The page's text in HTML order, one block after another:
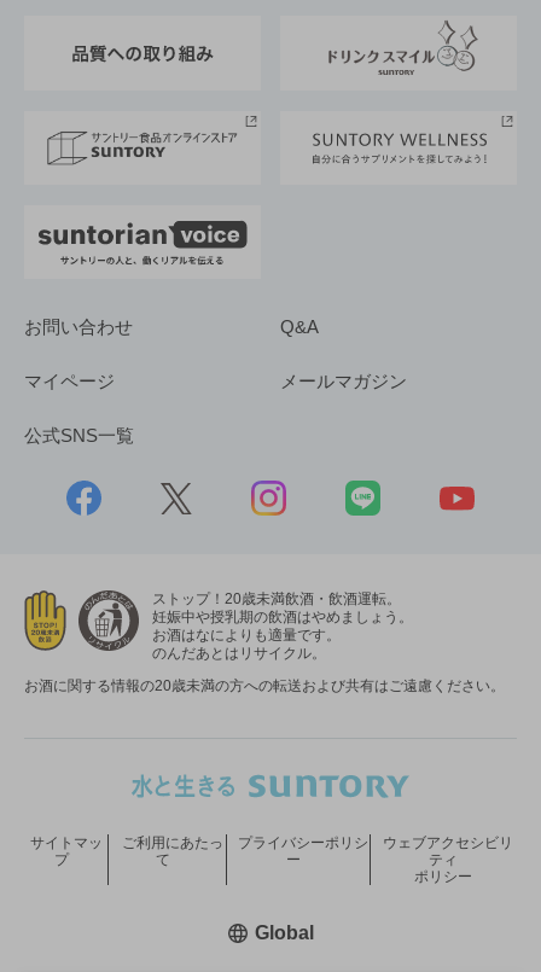
採用情報
お問い合わせ Q&A
マイページ メールマガジン
公式SNS一覧
ストップ！20歳未満飲酒・飲酒運転。
妊娠中や授乳期の飲酒はやめましょう。
お酒はなによりも適量です。
のんだあとはリサイクル。
お酒に関する情報の20歳未満の方への転送および共有はご遠慮ください。
サイトマッ
プ
ご利用にあたっ
て
プライバシーポリシ
ー
ウェブアクセシビリ
ティ
ポリシー
Global新しいウィンドウで開く